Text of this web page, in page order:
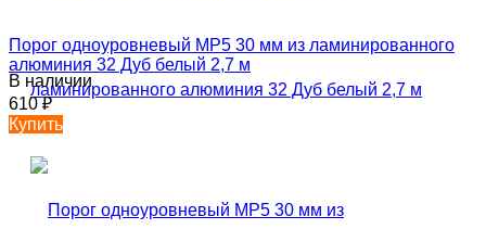
Порог одноуровневый MP5 30 мм из ламинированного
алюминия 32 Дуб белый 2,7 м
В наличии
610₽
Купить